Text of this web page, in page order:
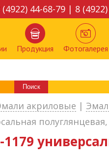
(4922) 44-68-79 | 8
Продукция Фотогалерея
акриловые |
полуглянцевая,